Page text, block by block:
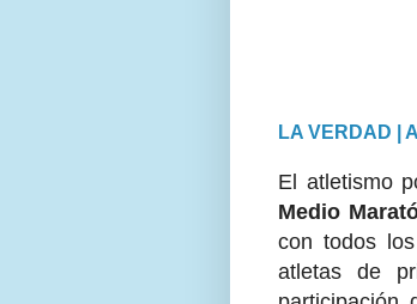
LA VERDAD |
El atletismo
Medio
con todos
atletas de